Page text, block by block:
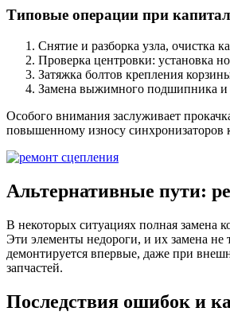
Типовые операции при
Снятие и разборка узла, очистка
Проверка центровки: установка
Затяжка болтов крепления
Замена выжимного подшипника и
Особого внимания заслуживает
повышенному износу синхронизаторов
Альтернативные пути:
В некоторых ситуациях полная замена
Эти элементы недороги, и их замена не
демонтируется впервые, даже при
запчастей.
Последствия ошибок и